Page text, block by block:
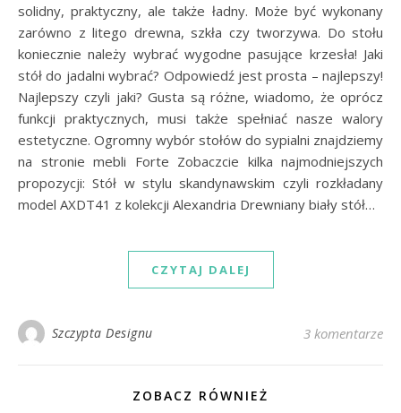
solidny, praktyczny, ale także ładny. Może być wykonany
zarówno z litego drewna, szkła czy tworzywa. Do stołu
koniecznie należy wybrać wygodne pasujące krzesła! Jaki
stół do jadalni wybrać? Odpowiedź jest prosta – najlepszy!
Najlepszy czyli jaki? Gusta są różne, wiadomo, że oprócz
funkcji praktycznych, musi także spełniać nasze walory
estetyczne. Ogromny wybór stołów do sypialni znajdziemy
na stronie mebli Forte Zobaczcie kilka najmodniejszych
propozycji: Stół w stylu skandynawskim czyli rozkładany
model AXDT41 z kolekcji Alexandria Drewniany biały stół…
CZYTAJ DALEJ
Szczypta Designu 3 komentarze
ZOBACZ RÓWNIEŻ